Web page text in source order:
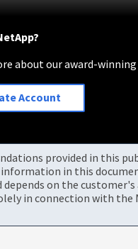
about our award-
Account
provided in this
in this
on the
in connection with the